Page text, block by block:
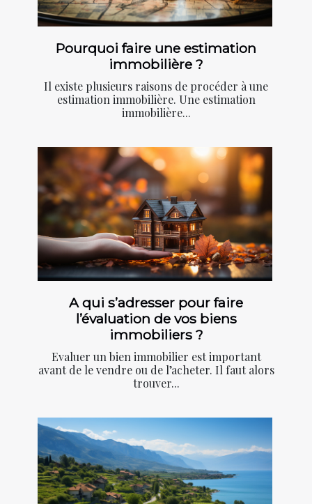
Pourquoi faire une estimation
immobilière ?
Il existe plusieurs raisons de procéder à une
estimation immobilière. Une estimation
immobilière...
A qui s’adresser pour faire
l’évaluation de vos biens
immobiliers ?
Evaluer un bien immobilier est important
avant de le vendre ou de l’acheter. Il faut alors
trouver...